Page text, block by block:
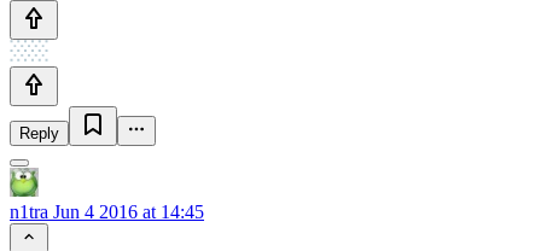
Reply
n1tra Jun 4 2016 at 14:45